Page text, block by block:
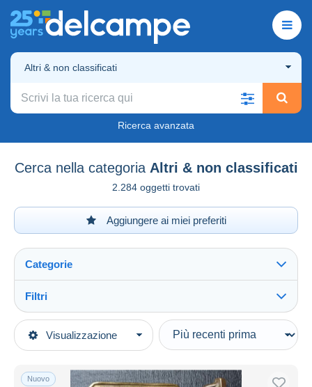
Altri & non classificati
Ricerca avanzata
Cerca nella categoria Altri & non classificati
2.284 oggetti trovati
Aggiungere ai miei preferiti
Visualizzazione
Categorie
Categorie principali
Medaglie & distintivi
Filtri
Tipo di vendita
In corso
Prezzo fisso
Nuovo